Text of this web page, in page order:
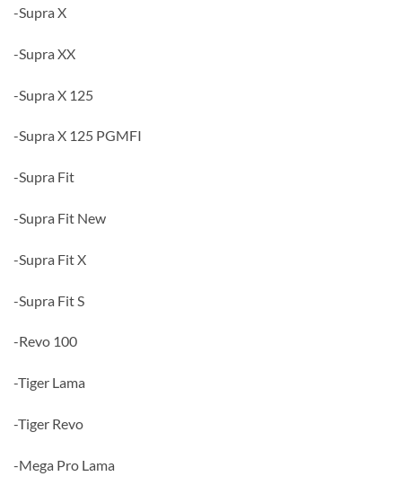
-Supra X
-Supra XX
-Supra X 125
-Supra X 125 PGMFI
-Supra Fit
-Supra Fit New
-Supra Fit X
-Supra Fit S
-Revo 100
-Tiger Lama
-Tiger Revo
-Mega Pro Lama